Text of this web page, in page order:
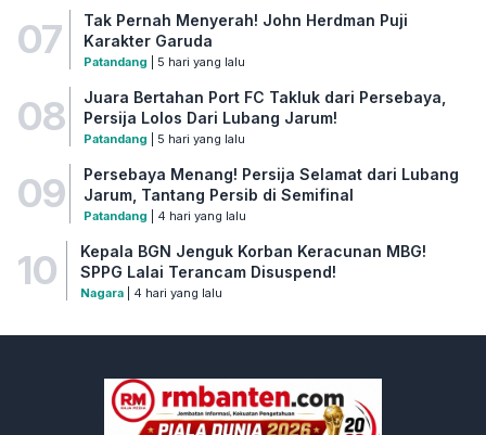
07
Tak Pernah Menyerah! John Herdman Puji
Karakter Garuda
Patandang | 5 hari yang lalu
08
Juara Bertahan Port FC Takluk dari Persebaya,
Persija Lolos Dari Lubang Jarum!
Patandang | 5 hari yang lalu
09
Persebaya Menang! Persija Selamat dari Lubang
Jarum, Tantang Persib di Semifinal
Patandang | 4 hari yang lalu
10
Kepala BGN Jenguk Korban Keracunan MBG!
SPPG Lalai Terancam Disuspend!
Nagara| 4 hari yang lalu